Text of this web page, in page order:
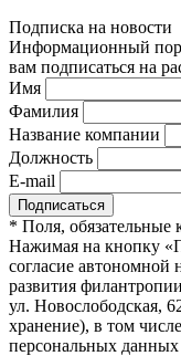
Подписка на новости
Информационный
вам подписаться на
Имя
Фамилия
Название компании
Должность
E-mail
* Поля, обязательные
Нажимая на кнопку
согласие автономной
развития
ул. Новослободская,
хранение), в том
персональных